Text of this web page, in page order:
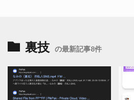
裏技 の最新記事8件